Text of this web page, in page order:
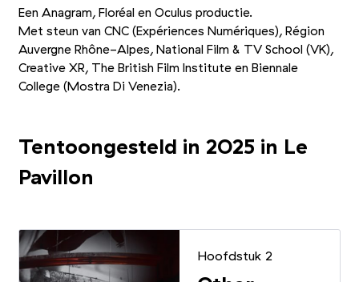
Een Anagram, Floréal en Oculus productie.
Met steun van CNC (Expériences Numériques), Région
Auvergne Rhône-Alpes, National Film & TV School (VK),
Creative XR, The British Film Institute en Biennale
College (Mostra Di Venezia).
Tentoongesteld in 2025 in Le
Pavillon
Hoofdstuk 2